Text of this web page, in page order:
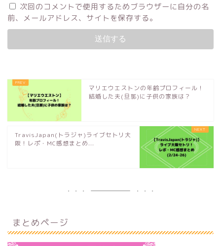
次回のコメントで使用するためブラウザーに自分の名
前、メールアドレス、サイトを保存する。
マリエウエストンの年齢プロフィール！
結婚した夫(旦那)に子供の家族は？
TravisJapan(トラジャ)ライブセトリ大
阪！レポ・MC感想まとめ...
まとめページ